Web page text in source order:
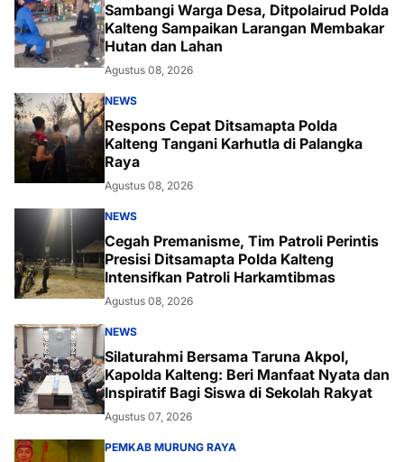
Sambangi Warga Desa, Ditpolairud Polda
Kalteng Sampaikan Larangan Membakar
Hutan dan Lahan
Agustus 08, 2026
NEWS
Respons Cepat Ditsamapta Polda
Kalteng Tangani Karhutla di Palangka
Raya
Agustus 08, 2026
NEWS
Cegah Premanisme, Tim Patroli Perintis
Presisi Ditsamapta Polda Kalteng
Intensifkan Patroli Harkamtibmas
Agustus 08, 2026
NEWS
Silaturahmi Bersama Taruna Akpol,
Kapolda Kalteng: Beri Manfaat Nyata dan
Inspiratif Bagi Siswa di Sekolah Rakyat
Agustus 07, 2026
PEMKAB MURUNG RAYA